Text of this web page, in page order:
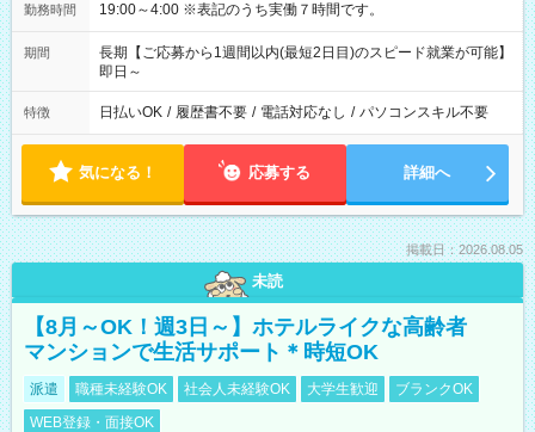
勤務時間 19:00～4:00 ※表記のうち実働７時間です。
期間
長期【ご応募から1週間以内(最短2日目)のスピード就業が可能】
即日～
特徴 日払いOK / 履歴書不要 / 電話対応なし / パソコンスキル不要
気になる！ 応募する 詳細へ
掲載日：2026.08.05
未読
【8月～OK！週3日～】ホテルライクな高齢者
マンションで生活サポート＊時短OK
派遣 職種未経験OK 社会人未経験OK 大学生歓迎
ブランクOK
WEB登録・面接OK